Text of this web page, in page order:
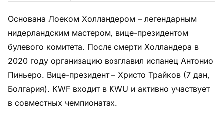
Основана Лоеком Холландером – легендарным
нидерландским мастером, вице-президентом
булевого комитета. После смерти Холландера в
2020 году организацию возглавил испанец Антонио
Пиньеро. Вице-президент – Христо Трайков (7 дан,
Болгария). KWF входит в KWU и активно участвует
в совместных чемпионатах.